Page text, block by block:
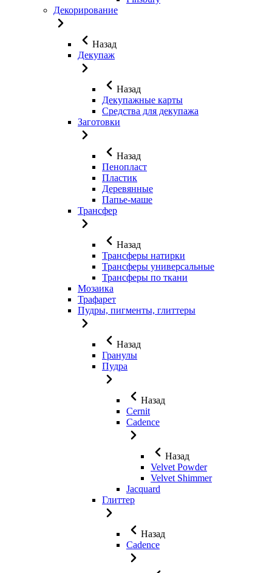
Декорирование
Назад
Декупаж
Назад
Декупажные карты
Средства для декупажа
Заготовки
Назад
Пенопласт
Пластик
Деревянные
Папье-маше
Трансфер
Назад
Трансферы натирки
Трансферы универсальные
Трансферы по ткани
Мозаика
Трафарет
Пудры, пигменты, глиттеры
Назад
Гранулы
Пудра
Назад
Cernit
Cadence
Назад
Velvet Powder
Velvet Shimmer
Jaсquard
Глиттер
Назад
Cadence